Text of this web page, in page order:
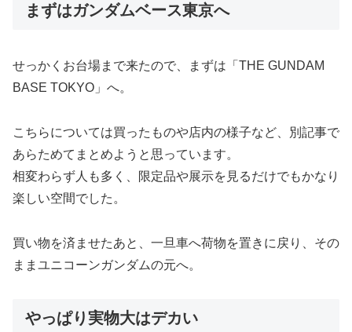
まずはガンダムベース東京へ
せっかくお台場まで来たので、まずは「THE GUNDAM
BASE TOKYO」へ。
こちらについては買ったものや店内の様子など、別記事で
あらためてまとめようと思っています。
相変わらず人も多く、限定品や展示を見るだけでもかなり
楽しい空間でした。
買い物を済ませたあと、一旦車へ荷物を置きに戻り、その
ままユニコーンガンダムの元へ。
やっぱり実物大はデカい